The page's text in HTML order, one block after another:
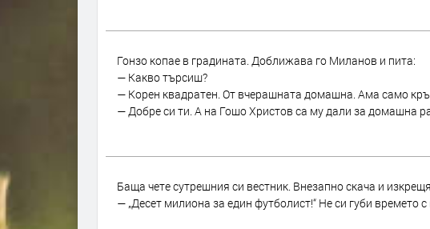
Гонзо копае в градината. Доближава го Миланов и пита:
— Какво търсиш?
— Корен квадратен. От вчерашната домашна. Ама само
— Добре си ти. А на Гошо Христов са му дали за домашна
Баща чете сутрешния си вестник. Внезапно скача и
— „Десет милиона за един футболист!“ Не си губи